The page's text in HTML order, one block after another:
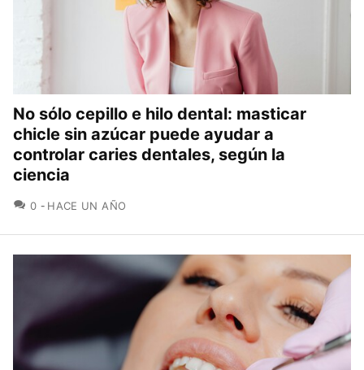
No sólo cepillo e hilo dental: masticar
chicle sin azúcar puede ayudar a
controlar caries dentales, según la
ciencia
0 COMENTARIOS
HACE UN AÑO